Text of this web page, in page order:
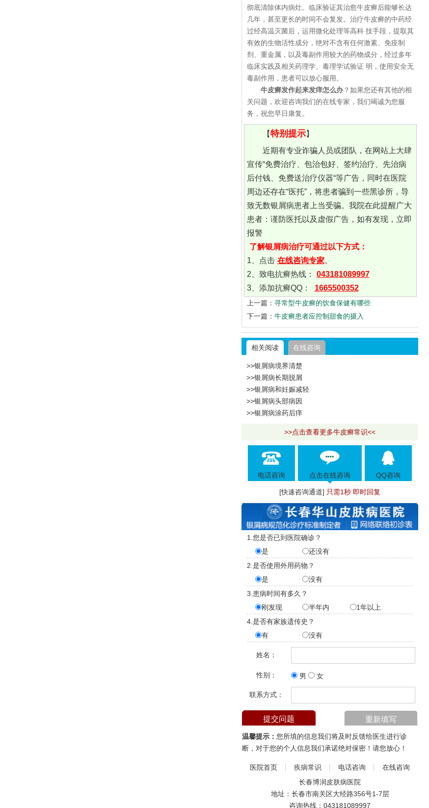
彻底清除体内病灶。临床验证其治愈牛皮癣后能够长达
几年，甚至更长的时间不会复发。治疗牛皮癣的中药经
过经高温灭菌后，运用微化处理等高科 技手段，提取其
有效的生物活性成分，绝对不含有任何激素、免疫制
剂、重金属，以及毒副作用较大的药物成分，经过多年
临床实践及相关药理学、毒理学试验证 明，使用安全无
毒副作用，患者可以放心服用。
牛皮癣发作起来发痒怎么办？如果您还有其他的相
关问题，欢迎咨询我们的在线专家，我们竭诚为您服
务，祝您早日康复。
【特别提示】
近期有专业诈骗人员或团队，在网站上大肆
宣传“免费治疗、包治包好、签约治疗、先治病
后付钱、免费送治疗仪器“等广告，同时在医院
周边还存在“医托”，将患者骗到一些黑诊所，导
致无数银屑病患者上当受骗。我院在此提醒广大
患者：谨防医托以及虚假广告，如有发现，立即
报警
了解银屑病治疗可通过以下方式：
1、点击 在线咨询专家。
2、致电抗癣热线：
043181089997
3、添加抗癣QQ：
1665500352
上一篇： 寻常型牛皮癣的饮食保健有哪些
下一篇： 牛皮癣患者应控制甜食的摄入
相关阅读 在线咨询
>>银屑病境界清楚
>>银屑病长期脱屑
>>银屑病和妊娠减轻
>>银屑病头部病因
>>银屑病涂药后痒
>>点击查看更多牛皮癣常识<<
电话咨询 点击在线咨询 QQ咨询
[快速咨询通道] 只需1秒 即时回复
1.您是否已到医院确诊？
是
还没有
2.是否使用外用药物？
是
没有
3.患病时间有多久？
刚发现
半年内
1年以上
4.是否有家族遗传史？
有
没有
姓名：
性别： 男 女
联系方式：
温馨提示： 您所填的信息我们将及时反馈给医生进行诊
断，对于您的个人信息我们承诺绝对保密！请您放心！
医院首页 疾病常识 电话咨询
在线咨询
长春博润皮肤病医院
地址：长春市南关区大经路356号1-7层
咨询热线： 043181089997